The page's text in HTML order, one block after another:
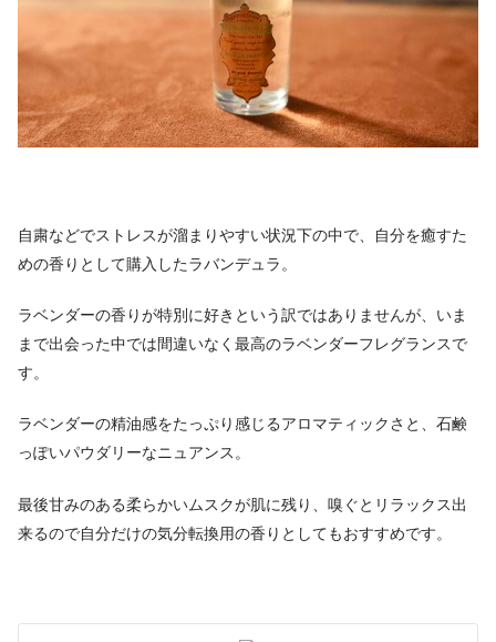
自粛などでストレスが溜まりやすい状況下の中で、自分を癒すた
めの香りとして購入したラバンデュラ。
ラベンダーの香りが特別に好きという訳ではありませんが、いま
まで出会った中では間違いなく最高のラベンダーフレグランスで
す。
ラベンダーの精油感をたっぷり感じるアロマティックさと、石鹸
っぽいパウダリーなニュアンス。
最後甘みのある柔らかいムスクが肌に残り、嗅ぐとリラックス出
来るので自分だけの気分転換用の香りとしてもおすすめです。